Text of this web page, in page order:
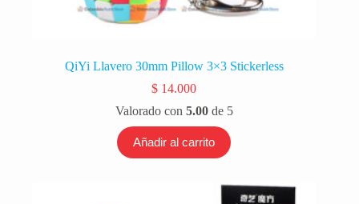
QiYi Llavero 30mm Pillow 3×3 Stickerless
$ 14.000
Valorado con 5.00de 5
Añadir al carrito